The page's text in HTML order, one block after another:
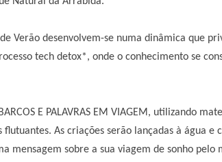
Verão desenvolvem-se numa dinâmica que
tech detox*, onde o conhecimento se
E PALAVRAS EM VIAGEM, utilizando
flutuantes. As criações serão lançadas à água
mensagem sobre a sua viagem de sonho